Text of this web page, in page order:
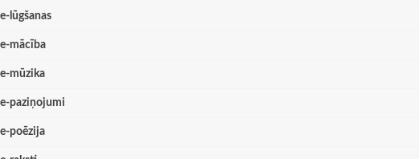
e-lūgšanas
e-mācība
e-mūzika
e-paziņojumi
e-poēzija